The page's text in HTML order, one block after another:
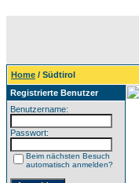
Home / Südtirol
Registrierte Benutzer
Benutzername:
Passwort:
Beim nächsten Besuch
automatisch anmelden?